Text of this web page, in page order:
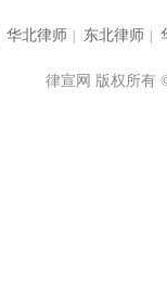
华北律师 东北律师
律宣网 版权所有